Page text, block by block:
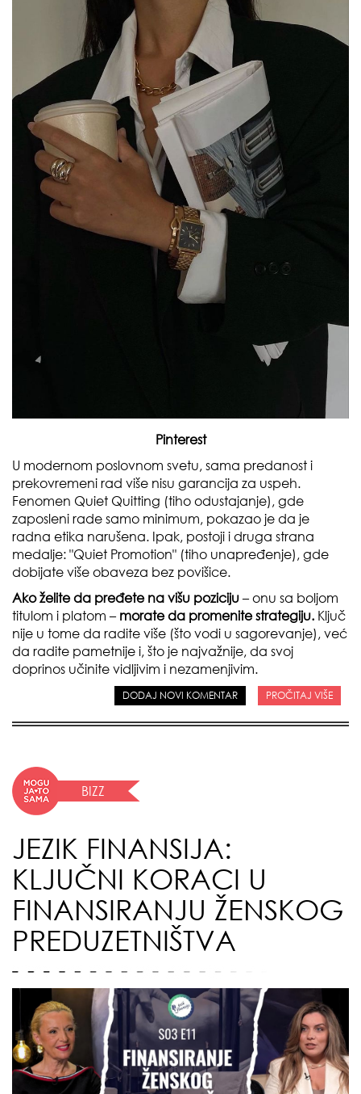
Pinterest
U modernom poslovnom svetu, sama predanost i
prekovremeni rad više nisu garancija za uspeh.
Fenomen Quiet Quitting (tiho odustajanje), gde
zaposleni rade samo minimum, pokazao je da je
radna etika narušena. Ipak, postoji i druga strana
medalje: "Quiet Promotion" (tiho unapređenje), gde
dobijate više obaveza bez povišice.
Ako želite da pređete na višu poziciju– onu sa boljom
titulom i platom – morate da promenite strategiju. Ključ
nije u tome da radite više (što vodi u sagorevanje), već
da radite pametnije i, što je najvažnije, da svoj
doprinos učinite vidljivim i nezamenjivim.
DODAJ NOVI KOMENTAR PROČITAJ VIŠE
BIZZ
JEZIK FINANSIJA:
KLJUČNI KORACI U
FINANSIRANJU ŽENSKOG
PREDUZETNIŠTVA